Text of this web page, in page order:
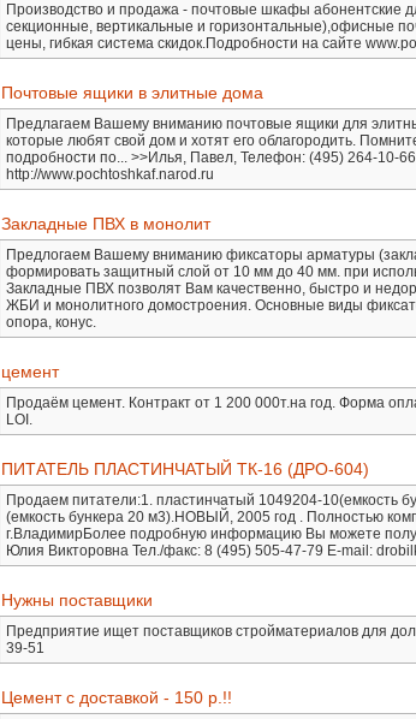
Производство и продажа - почтовые шкафы абонентские
секционные, вертикальные и горизонтальные),офисные
цены, гибкая система скидок.Подробности на сайте
Почтовые ящики в элитные дома
Предлагаем Вашему вниманию почтовые ящики для
которые любят свой дом и хотят его облагородить.
подробности по... >>Илья, Павел, Телефон: (495) 264-10-
http://www.pochtoshkaf.narod.ru
Закладные ПВХ в монолит
Предлогаем Вашему вниманию фиксаторы арматуры
формировать защитный слой от 10 мм до 40 мм. при
Закладные ПВХ позволят Вам качественно, быстро и
ЖБИ и монолитного домостроения. Основные виды
опора, конус.
цемент
Продаём цемент. Контракт от 1 200 000т.на год. Форма
LOI.
ПИТАТЕЛЬ ПЛАСТИНЧАТЫЙ ТК-16 (ДРО-604)
Продаем питатели:1. пластинчатый 1049204-
(емкость бункера 20 м3).НОВЫЙ, 2005 год . Полностью
г.ВладимирБолее подробную информацию Вы можете
Юлия Викторовна Тел./факс: 8 (495) 505-47-79 E-mail:
Нужны поставщики
Предприятие ищет поставщиков стройматериалов для
39-51
Цемент с доставкой - 150 р.!!